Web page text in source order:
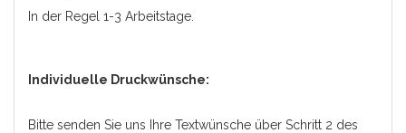
In der Regel 1-3 Arbeitstage.
Individuelle Druckwünsche:
Bitte senden Sie uns Ihre Textwünsche über Schritt 2 des